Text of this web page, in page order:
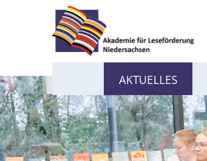
AKTUELLES